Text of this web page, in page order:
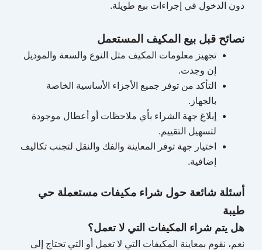
دون الدخول في إجراءات بيع طويلة.
نصائح قبل بيع المكيف المستعمل
تجهيز معلومات المكيف مثل النوع والسعة والموديل
إن وجدت.
التأكد من توفر جميع الأجزاء الأساسية الخاصة
بالجهاز.
إبلاغ جهة الشراء بأي ملاحظات أو أعطال موجودة
لتسهيل التقييم.
اختيار جهة توفر المعاينة والفك والنقل لتجنب تكاليف
إضافية.
أسئلة شائعة حول شراء مكيفات مستعملة حي
طيبة
هل يتم شراء المكيفات التي لا تعمل؟
نعم، نقوم بمعاينة المكيفات التي لا تعمل أو التي تحتاج إلى